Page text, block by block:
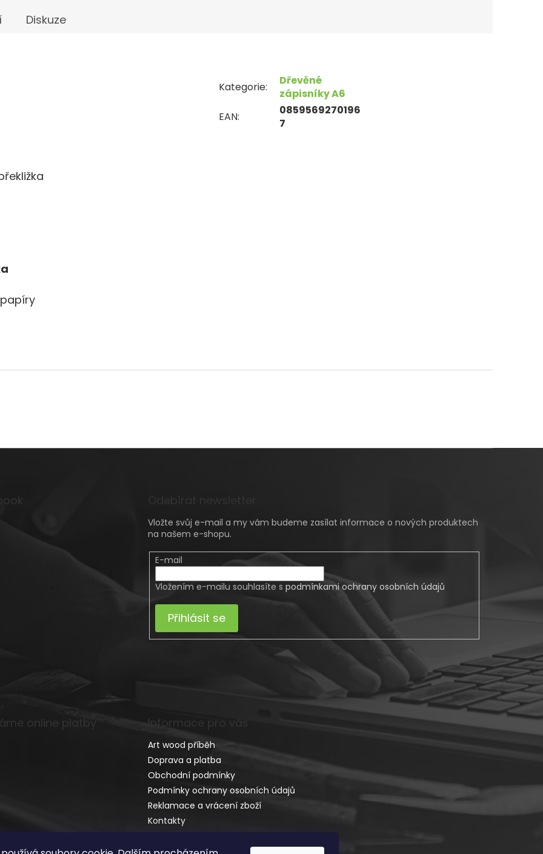
Diskuze
Kategorie:
Dřevěné
zápisníky A6
EAN:
0859569270196
7
Vložte svůj e-mail a my vám budeme zasílat informace o nových produktech
na našem e-shopu.
E-mail
Vložením e-mailu souhlasíte s podmínkami ochrany osobních údajů
Přihlásit se
online platby Informace pro vás
Art wood příběh
Doprava a platba
Obchodní podmínky
Podmínky ochrany osobních údajů
Reklamace a vrácení zboží
Kontakty